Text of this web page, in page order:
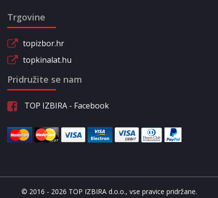
Trgovine
topizbor.hr
topkinalat.hu
Pridružite se nam
TOP IZBIRA - Facebook
© 2016 - 2026 TOP IZBIRA d.o.o., vse pravice pridržane.